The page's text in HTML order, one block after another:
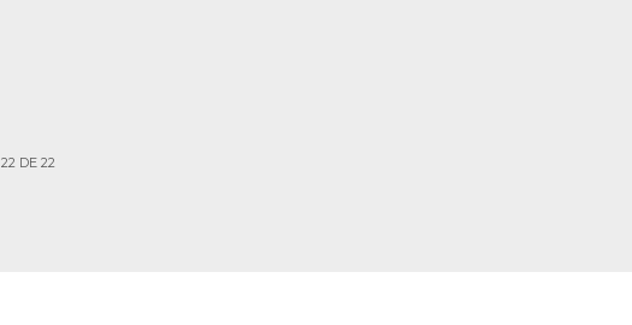
22DE 22